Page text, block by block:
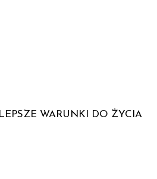
WARUNKI DO ŻYCIA